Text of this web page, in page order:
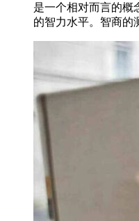
是一个相对而言的概
的智力水平。智商的